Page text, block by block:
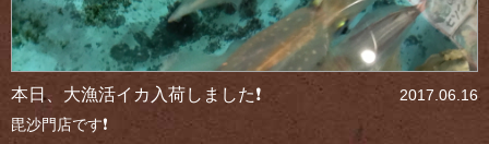
2017.06.16
本日、大漁活イカ入荷しました❗
毘沙門店です❗